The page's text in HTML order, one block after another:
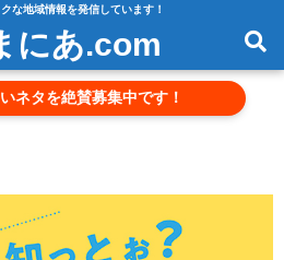
な地域情報を発信しています！
にあ.com
ネタを絶賛募集中です！